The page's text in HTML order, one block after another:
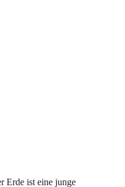
Erde ist eine junge